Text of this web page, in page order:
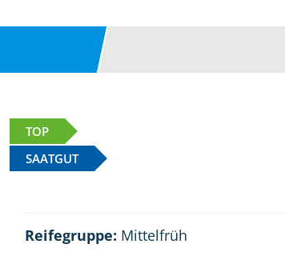
TOP
SAATGUT
Reifegruppe: Mittelfrüh